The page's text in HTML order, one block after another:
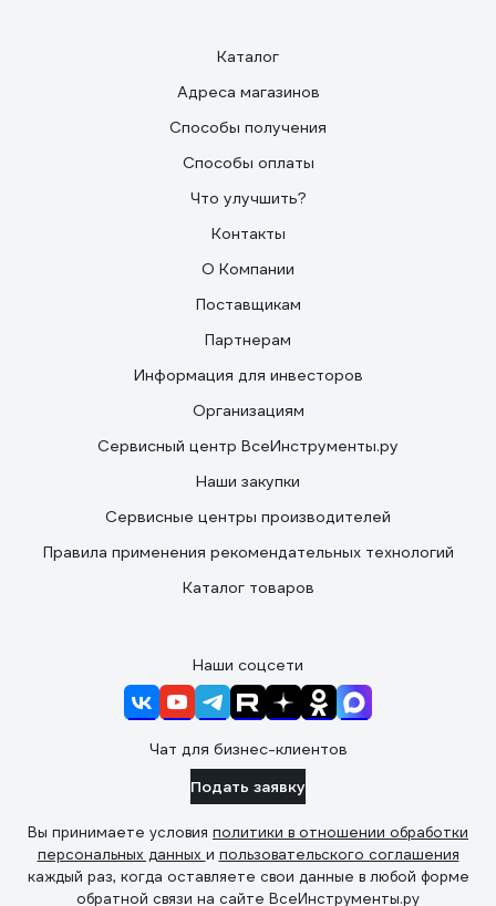
Каталог
Адреса магазинов
Способы получения
Способы оплаты
Что улучшить?
Контакты
О Компании
Поставщикам
Партнерам
Информация для инвесторов
Организациям
Сервисный центр ВсеИнструменты.ру
Наши закупки
Сервисные центры производителей
Правила применения рекомендательных технологий
Каталог товаров
Наши соцсети
Чат для бизнес-клиентов
Подать заявку
Вы принимаете условия политики в отношении обработки
персональных данных и пользовательского соглашения
каждый раз, когда оставляете свои данные в любой форме
обратной связи на сайте ВсеИнструменты.ру